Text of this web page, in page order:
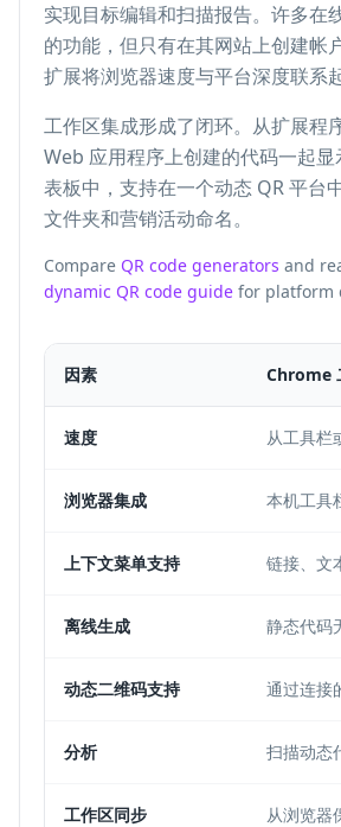
实现目标编辑和扫描报告。许多在
的功能，但只有在其网站上创建帐
扩展将浏览器速度与平台深度联系起
工作区集成形成了闭环。从扩展程
Web 应用程序上创建的代码一起
表板中，支持在一个动态 QR 平台
文件夹和营销活动命名。
Compare QR code generators and
dynamic QR code guide for platform
因素 Chrome
速度 从工具栏
浏览器集成 本机工具
上下文菜单支持 链接、文
离线生成 静态代码
动态二维码支持 通过连接
分析 扫描动态
工作区同步 从浏览器